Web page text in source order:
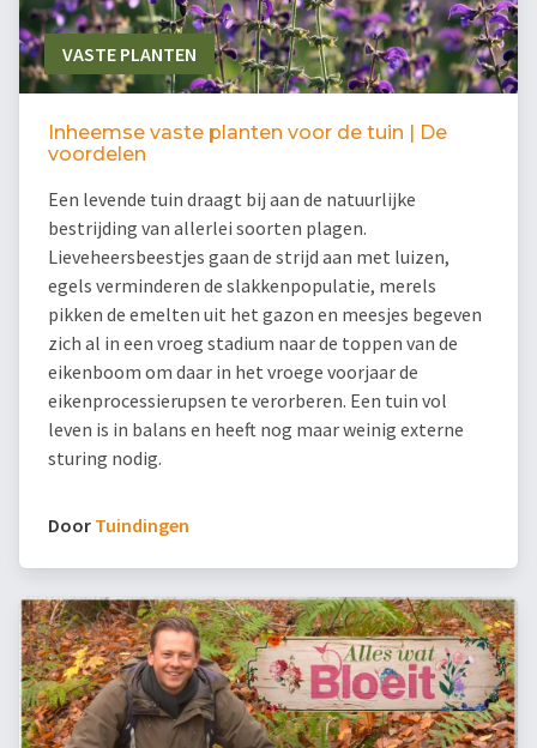
VASTE PLANTEN
Inheemse vaste planten voor de tuin | De
voordelen
Een levende tuin draagt bij aan de natuurlijke
bestrijding van allerlei soorten plagen.
Lieveheersbeestjes gaan de strijd aan met luizen,
egels verminderen de slakkenpopulatie, merels
pikken de emelten uit het gazon en meesjes begeven
zich al in een vroeg stadium naar de toppen van de
eikenboom om daar in het vroege voorjaar de
eikenprocessierupsen te verorberen. Een tuin vol
leven is in balans en heeft nog maar weinig externe
sturing nodig.
Door Tuindingen